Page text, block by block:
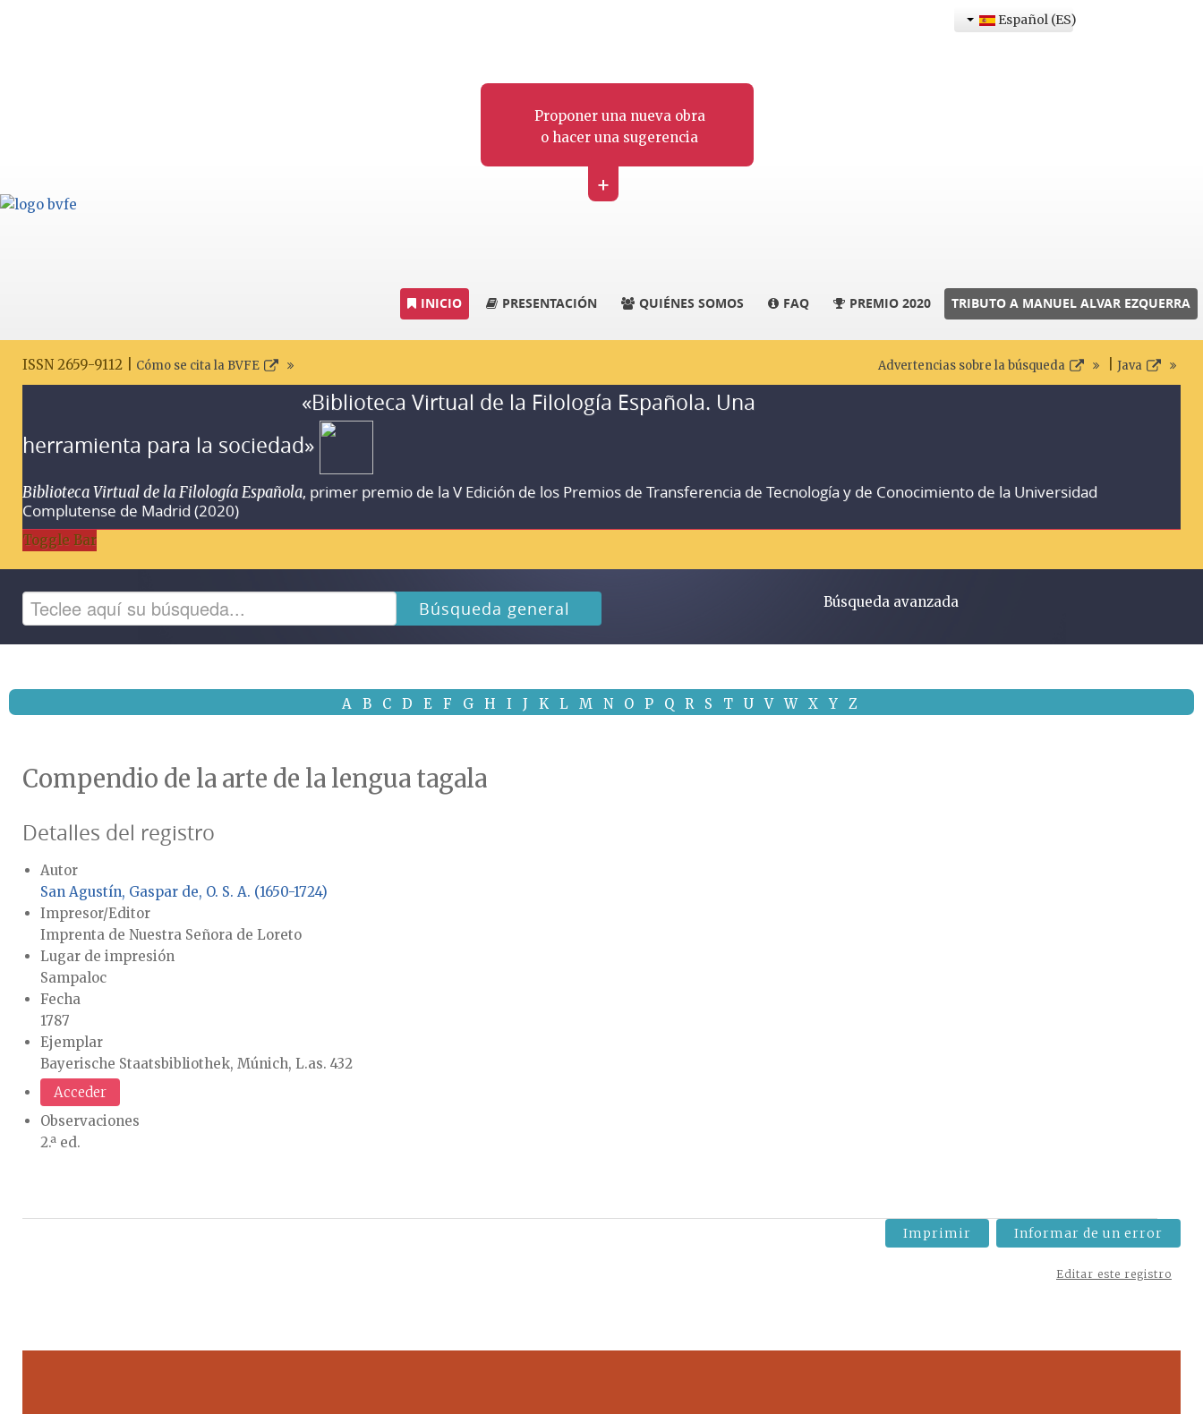
Proponer una nueva obra
o hacer una sugerencia
+
Español (ES)
INICIO PRESENTACIÓN QUIÉNES SOMOS FAQ PREMIO 2020 TRIBUTO A MANUEL ALVAR EZQUERRA
ISSN 2659-9112 | Cómo se cita la BVFE Advertencias sobre la búsqueda Java
«Biblioteca Virtual de la Filología Española. Una
herramienta para la sociedad»
Biblioteca Virtual de la Filología Española, primer premio de la V Edición de los Premios de Transferencia de Tecnología y de Conocimiento de la Universidad
Complutense de Madrid (2020)
Toggle Bar
Búsqueda general Búsqueda avanzada
A B C D E F G H I J K L M N O P Q R S T U V W X Y Z
Compendio de la arte de la lengua tagala
Detalles del registro
Autor
San Agustín, Gaspar de, O. S. A. (1650-1724)
Impresor/Editor
Imprenta de Nuestra Señora de Loreto
Lugar de impresión
Sampaloc
Fecha
1787
Ejemplar
Bayerische Staatsbibliothek, Múnich, L.as. 432
Acceder
Observaciones
2.ª ed.
Imprimir Informar de un error
Editar este registro